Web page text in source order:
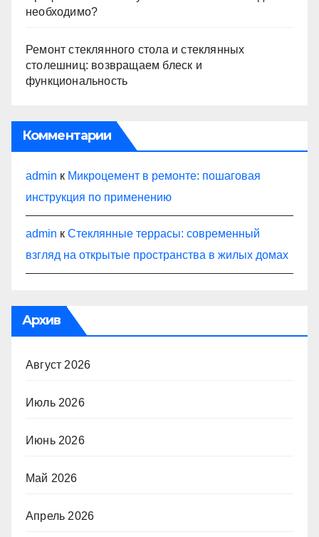
необходимо?
Ремонт стеклянного стола и стеклянных
столешниц: возвращаем блеск и
функциональность
Комментарии
admin к Микроцемент в ремонте: пошаговая
инструкция по применению
admin к Стеклянные террасы: современный
взгляд на открытые пространства в жилых домах
Архив
Август 2026
Июль 2026
Июнь 2026
Май 2026
Апрель 2026